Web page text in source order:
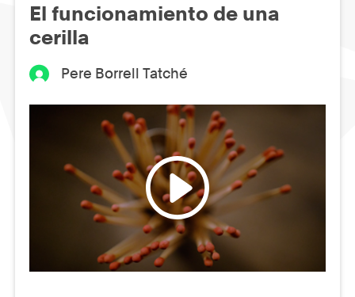
El funcionamiento de una
cerilla
Pere Borrell Tatché